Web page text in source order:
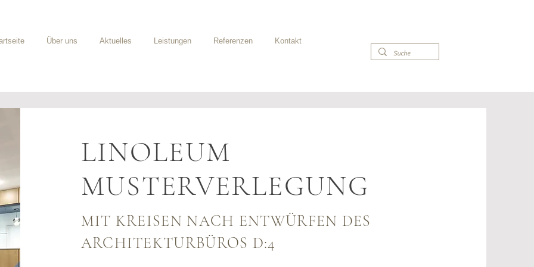
Über uns Aktuelles Leistungen Referenzen Kontakt
LINOLEUM
MUSTERVERLEGUNG
MIT KREISEN NACH ENTWÜRFEN DES
ARCHITEKTURBÜROS D:4